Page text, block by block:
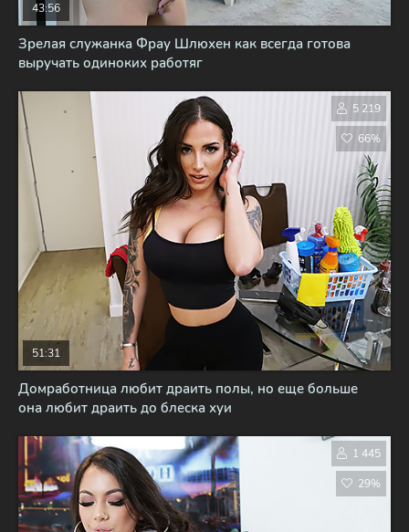
Зрелая служанка Фрау Шлюхен как всегда готова
выручать одиноких работяг
43:56
Домработница любит драить полы, но еще больше
она любит драить до блеска хуи
51:31
5 219
66%
1 445
29%